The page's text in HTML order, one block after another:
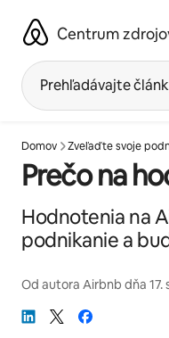
obsah.
Centrum
Prehľadávajte
Domov Zveľaďte svoje
Prečo na
Hodnotenia na
podnikanie a
Od autora Airbnb dňa 17.